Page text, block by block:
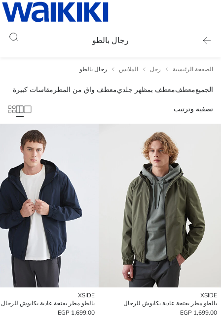
رجال بالطو
الصفحة الرئيسية رجل الملابس رجال بالطو
الجميعمعطفمعطف بمظهر جلديمعطف واق من المطر مقاسات كبيرة
تصفية وترتيب
XSIDE
بالطو مطر بفتحة عادية بكابوش للرجال
1,699.00 EGP
XSIDE
بالطو مطر بفتحة عادية بكابوش للرجال
1,699.00 EGP